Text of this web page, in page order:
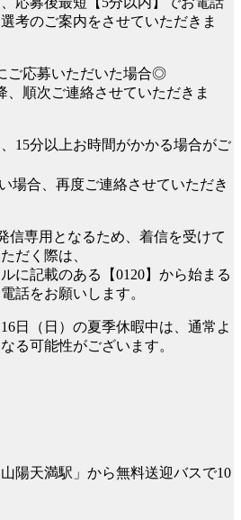
考のご案内をさせていただきま
ご応募いただいた場合◎
、順次ご連絡させていただきま
15分以上お時間がかかる場合がご
場合、再度ご連絡させていただき
信専用となるため、着信を受けて
だく際は、
に記載のある【0120】から始まる
話をお願いします。
日（日）の夏季休暇中は、通常よ
る可能性がございます。
陽天満駅」から無料送迎バスで10